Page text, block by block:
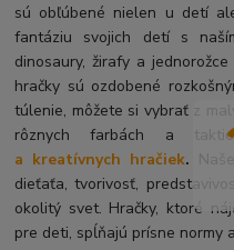
sú obľúbené nielen u detí
fantáziu svojich detí s
dinosaury, žirafy a
hračky sú ozdobené
túlenie, môžete si vybrať z
rôznych farbách a
a kreatívnych hračiek.
dieťaťa, tvorivosť,
okolitý svet. Hračky, ktoré
pre deti, spĺňajú prísne normy